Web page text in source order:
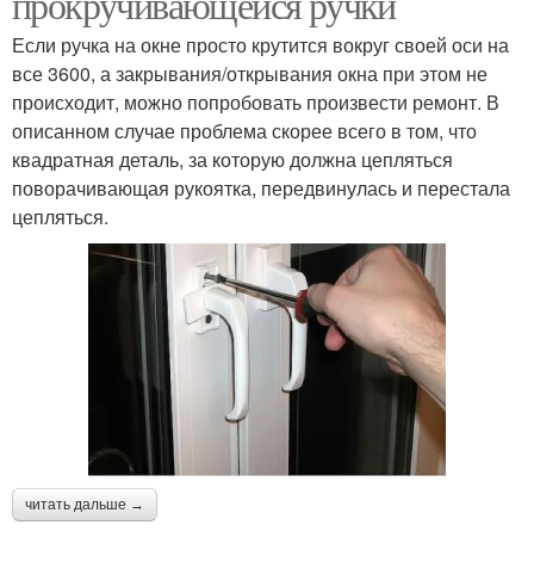
Если ручка на окне просто крутится вокруг своей оси на
все 3600, а закрывания/открывания окна при этом не
происходит, можно попробовать произвести ремонт. В
описанном случае проблема скорее всего в том, что
квадратная деталь, за которую должна цепляться
поворачивающая рукоятка, передвинулась и перестала
цепляться.
читать дальше →